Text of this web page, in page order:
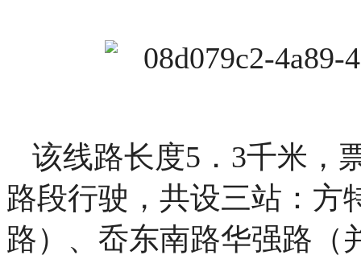
该线路长度5．3千米，
路段行驶，共设三站：方
路）、岙东南路华强路（